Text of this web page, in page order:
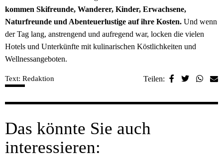
kommen Skifreunde, Wanderer, Kinder, Erwachsene,
Naturfreunde und Abenteuerlustige auf ihre Kosten. Und wenn
der Tag lang, anstrengend und aufregend war, locken die vielen
Hotels und Unterkünfte mit kulinarischen Köstlichkeiten und
Wellnessangeboten.
Text: Redaktion Teilen:
Das könnte Sie auch
interessieren: